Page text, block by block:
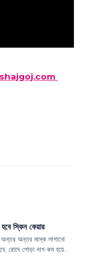
স্কিন কেয়ার
অন্তর অন্তর মাস্ক লাগানো
রোদে পোড়া দাগ কম হয়ে